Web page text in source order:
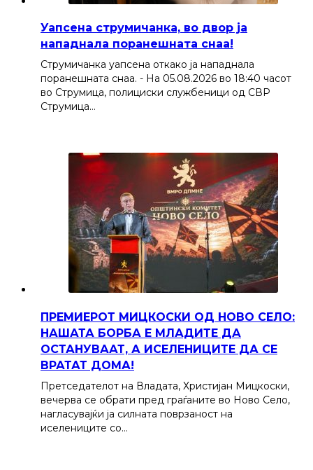
Уапсена струмичанка, во двор ја
нападнала поранешната снаа!
Струмичанка уапсена откако ја нападнала
поранешната снаа. - На 05.08.2026 во 18:40 часот
во Струмица, полициски службеници од СВР
Струмица…
ПРЕМИЕРОТ МИЦКОСКИ ОД НОВО СЕЛО:
НАШАТА БОРБА Е МЛАДИТЕ ДА
ОСТАНУВААТ, А ИСЕЛЕНИЦИТЕ ДА СЕ
ВРАТАТ ДОМА!
Претседателот на Владата, Христијан Мицкоски,
вечерва се обрати пред граѓаните во Ново Село,
нагласувајќи ја силната поврзаност на
иселениците со…